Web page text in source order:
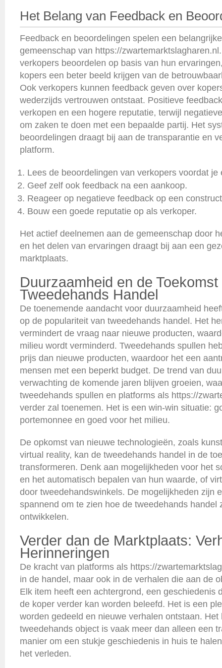
Het Belang van Feedback en
Feedback en beoordelingen spelen een
gemeenschap van https://
verkopers beoordelen op basis van hun
kopers een beter beeld krijgen van de
Ook verkopers kunnen feedback geven over
wederzijds vertrouwen ontstaat. Positieve
verkopen en een hogere reputatie, terwijl
om zaken te doen met een bepaalde partij. Het
beoordelingen draagt bij aan de transparantie en
platform.
Lees de beoordelingen van verkopers voordat je
Geef zelf ook feedback na een aankoop.
Reageer op negatieve feedback op een
Bouw een goede reputatie op als verkoper.
Het actief deelnemen aan de gemeenschap door
en het delen van ervaringen draagt bij aan een
marktplaats.
Duurzaamheid en de Toekomst
Tweedehands Handel
De toenemende aandacht voor duurzaamheid
op de populariteit van tweedehands handel. Het
vermindert de vraag naar nieuwe producten,
milieu wordt verminderd. Tweedehands spullen
prijs dan nieuwe producten, waardoor het een
mensen met een beperkt budget. De trend van
verwachting de komende jaren blijven groeien,
tweedehands spullen en platforms als https://
verder zal toenemen. Het is een win-win situatie:
portemonnee en goed voor het milieu.
De opkomst van nieuwe technologieën, zoals
virtual reality, kan de tweedehands handel in de
transformeren. Denk aan mogelijkheden voor het
en het automatisch bepalen van hun waarde, of
door tweedehandswinkels. De mogelijkheden zijn
spannend om te zien hoe de tweedehands handel
ontwikkelen.
Verder dan de Marktplaats:
Herinneringen
De kracht van platforms als https://
in de handel, maar ook in de verhalen die aan de
Elk item heeft een achtergrond, een geschiedenis
de koper verder kan worden beleefd. Het is een
worden gedeeld en nieuwe verhalen ontstaan. Het
tweedehands object is vaak meer dan alleen een
manier om een stukje geschiedenis in huis te
het verleden.